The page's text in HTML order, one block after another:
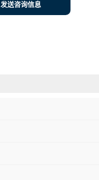
发送咨询信息